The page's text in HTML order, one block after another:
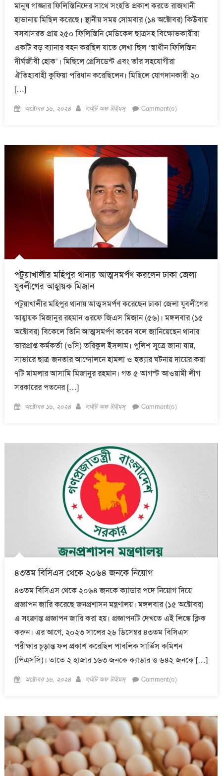
মানুষ গাজ্জার ফিলিস্তিনিদের সাথে সংহতি প্রকাশ করতে রাজধানী
হাভানায় মিছিল করেছে। স্থানীয় সময় সোমবার (১৪ অক্টোবর) কিউবায়
বসবাসরত প্রায় ২৫০ ফিলিস্তিনি মেডিকেল ছাত্রসহ বিক্ষোভকারীরা
একটি বড় ব্যানার বহন করছিল যাতে লেখা ছিল ‘স্বাধীন ফিলিস্তিন
দীর্ঘজীবী হোক’। মিছিলে প্রেসিডেন্ট এবং তাঁর সহযোগীরা
ঐতিহ্যবাহী কুফিয়া পরিধান করেছিলেন। মিছিলে যোগদানকারী ২০
[…]
Posted
অক্টোবর ১৬, ২০২৪ Author
লাইট অফ টাইমস্ Comment(০)
পটুয়াখালীর মহিপুর থানায় আত্মসমর্পণ করলেন ঢাকা জেলা
যুবলীগের আহ্বায়ক মিজান
পটুয়াখালীর মহিপুর থানায় আত্মসমর্পণ করেছেন ঢাকা জেলা যুবলীগের
আহ্বায়ক মিজানুর রহমান ওরফে জিএস মিজান (৫৬)। মঙ্গলবার (১৫
অক্টোবর) বিকেলে তিনি আত্মসমর্পণ করেন বলে জানিয়েছেন থানার
ভারপ্রাপ্ত কর্মকর্তা (ওসি) তরিকুল ইসলাম। পুলিশ সূত্রে জানা যায়,
সাভারে ছাত্র-জনতার আন্দোলনে হামলা ও হত্যার ঘটনায় দায়ের করা
৭টি মামলার আসামি মিজানুর রহমান। গত ৫ আগস্ট আওয়ামী লীগ
সরকারের পতনের […]
Posted
অক্টোবর ১৬, ২০২৪ Author
লাইট অফ টাইমস্ Comment(০)
৪৩তম বিসিএস থেকে ২০৬৪ জনকে নিয়োগ
৪৩তম বিসিএস থেকে ২০৬৪ জনকে ক্যাডার পদে নিয়োগ দিয়ে
প্রজ্ঞাপন জারি করেছে জনপ্রশাসন মন্ত্রণালয়। মঙ্গলবার (১৫ অক্টোবর)
এ সংক্রান্ত প্রজ্ঞাপন জারি করা হয়। প্রজ্ঞাপনটি দেখতে এই লিঙ্কে ক্লিক
করুন। এর আগে, ২০২৩ সালের ২৬ ডিসেম্বর ৪৩তম বিসিএস
পরীক্ষার চূড়ান্ত ফল প্রকাশ করেছিল পাবলিক সার্ভিস কমিশন
(পিএসসি)। তাতে ২ হাজার ১৬৩ জনকে ক্যাডার ও ৬৪২ জনকে […]
Posted
অক্টোবর ১৬, ২০২৪ Author
লাইট অফ টাইমস্ Comment(০)